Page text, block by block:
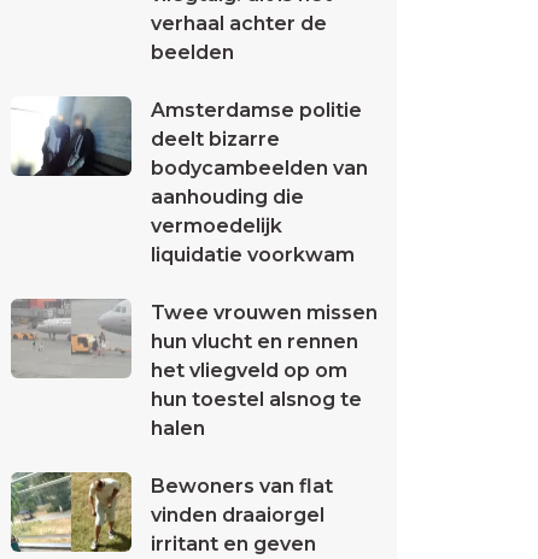
verhaal achter de
beelden
Amsterdamse politie
deelt bizarre
bodycambeelden van
aanhouding die
vermoedelijk
liquidatie voorkwam
Twee vrouwen missen
hun vlucht en rennen
het vliegveld op om
hun toestel alsnog te
halen
Bewoners van flat
vinden draaiorgel
irritant en geven